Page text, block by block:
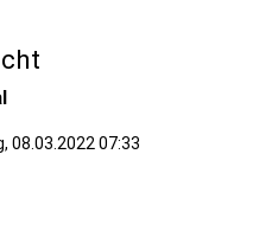
08.03.2022 07:33